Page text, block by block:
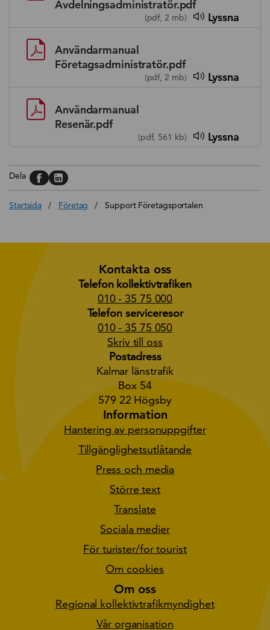
Avdelningsadministratör.pdf
(pdf, 2 mb) Lyssna
Användarmanual
Företagsadministratör.pdf
(pdf, 2 mb) Lyssna
Användarmanual
Resenär.pdf
(pdf, 561 kb) Lyssna
Dela Dela på, Facebook
Dela på, Linkedin
Startsida / Företag / Support Företagsportalen
Kontakta oss
Telefon kollektivtrafiken
010 - 35 75 000
Telefon serviceresor
010 - 35 75 050
Skriv till oss
Postadress
Kalmar länstrafik
Box 54
579 22 Högsby
Information
Hantering av personuppgifter
Tillgänglighetsutlåtande
Press och media
Större text
Translate
Sociala medier
För turister/for tourist
Om cookies
Om oss
Regional kollektivtrafikmyndighet
Vår organisation